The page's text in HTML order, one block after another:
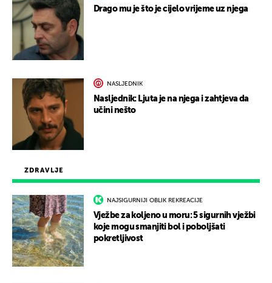
ZDRAVLJE
NAJSIGURNIJI OBLIK REKREACIJE
Vježbe za koljeno u moru: 5 sigurnih vježbi
koje mogu smanjiti bol i poboljšati
pokretljivost
Drago mu je što je cijelo vrijeme uz njega
NASLJEDNIK
Nasljednik: Ljuta je na njega i zahtjeva da
učini nešto